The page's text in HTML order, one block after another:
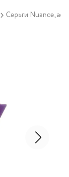
Серьги Nuance,